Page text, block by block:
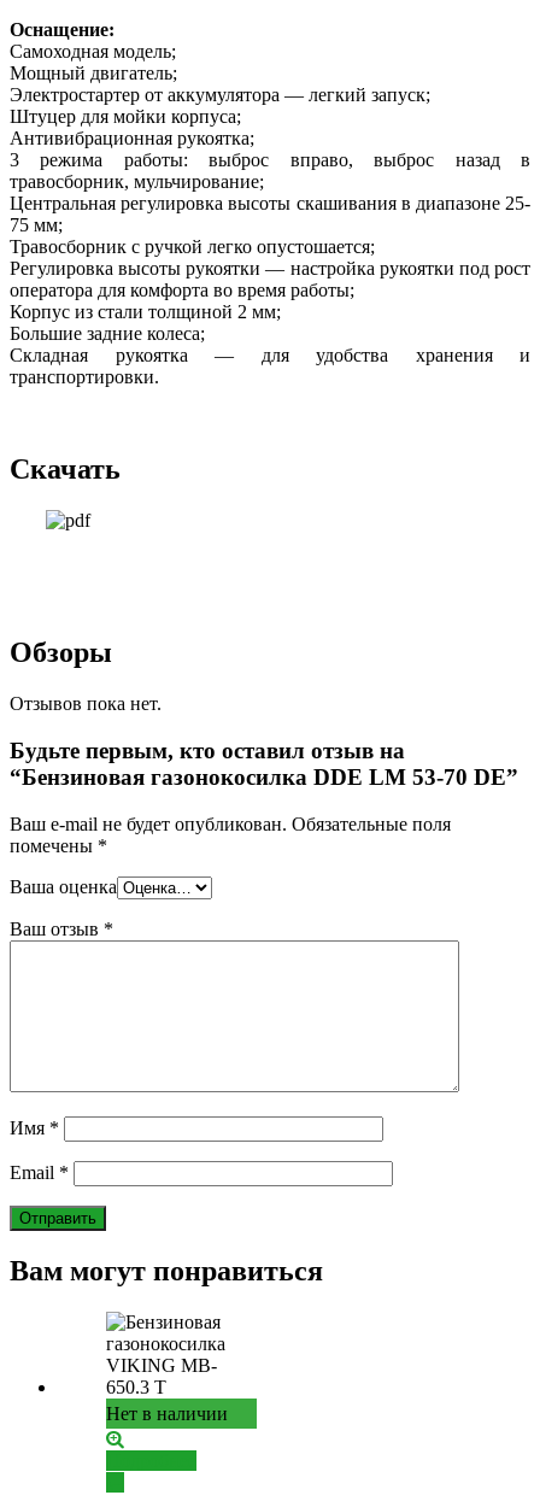
Оснащение:
Самоходная модель;
Мощный двигатель;
Электростартер от аккумулятора — легкий запуск;
Штуцер для мойки корпуса;
Антивибрационная рукоятка;
3 режима работы: выброс вправо, выброс назад в
травосборник, мульчирование;
Центральная регулировка высоты скашивания в диапазоне 25-
75 мм;
Травосборник с ручкой легко опустошается;
Регулировка высоты рукоятки — настройка рукоятки под рост
оператора для комфорта во время работы;
Корпус из стали толщиной 2 мм;
Большие задние колеса;
Складная рукоятка — для удобства хранения и
транспортировки.
Скачать
Обзоры
Отзывов пока нет.
Будьте первым, кто оставил отзыв на
“Бензиновая газонокосилка DDE LM 53-70 DE”
Ваш e-mail не будет опубликован. Обязательные поля
помечены *
Ваша оценка
Ваш отзыв *
Имя *
Email *
Вам могут понравиться
Нет в наличии